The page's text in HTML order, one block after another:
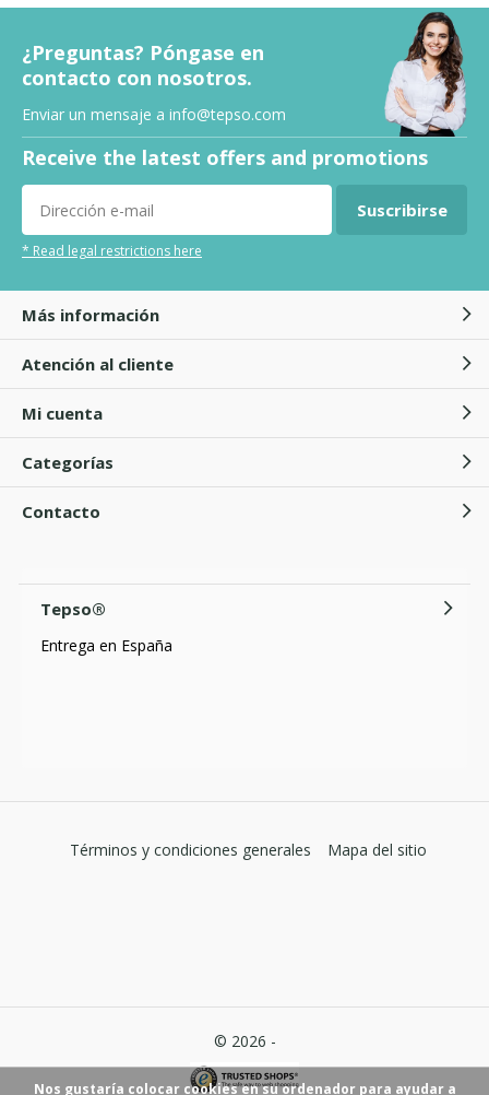
¿Preguntas? Póngase en
contacto con nosotros.
Enviar un mensaje a info@tepso.com
Receive the latest offers and promotions
Suscribirse
* Read legal restrictions here
Más información
Atención al cliente
Mi cuenta
Categorías
Contacto
Tepso®
Entrega en España
© 2026 -
Términos y condiciones generales Mapa del sitio
Nos gustaría colocar cookies en su ordenador para ayudar a